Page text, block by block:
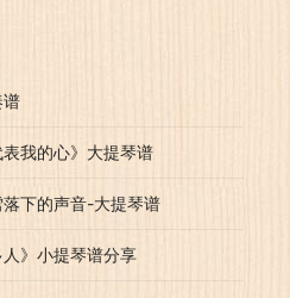
谱
我的心》大提琴谱
落下的声音-大提琴谱
人》小提琴谱分享